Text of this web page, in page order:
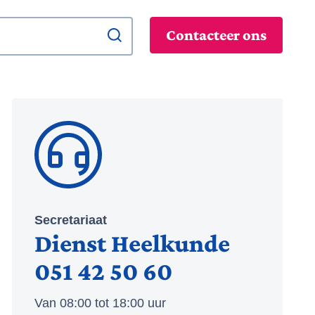
Contacteer ons
Secretariaat
Dienst Heelkunde
051 42 50 60
Van 08:00 tot 18:00 uur